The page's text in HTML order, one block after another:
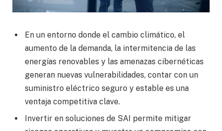
En un entorno donde el cambio climático, el
aumento de la demanda, la intermitencia de las
energías renovables y las amenazas cibernéticas
generan nuevas vulnerabilidades, contar con un
suministro eléctrico seguro y estable es una
ventaja competitiva clave.
Invertir en soluciones de SAI permite mitigar